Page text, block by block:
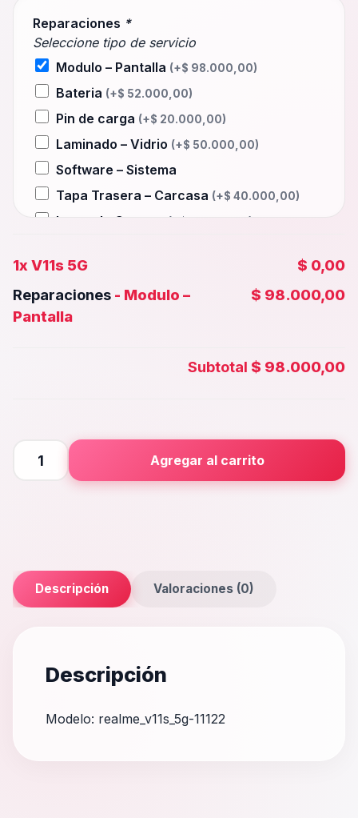
Reparaciones *
Seleccione tipo de servicio
Modulo – Pantalla (+$ 98.000,00)
Bateria (+$ 52.000,00)
Pin de carga (+$ 20.000,00)
Laminado – Vidrio (+$ 50.000,00)
Software – Sistema
Tapa Trasera – Carcasa (+$ 40.000,00)
Lente de Camara
Wifi – Señal – Antena
Camara Trasera(+$ 35.000,00
Camara frontal, Selfie – Face id
(+$20.000,00 )
Placa Principal
1x V11s 5G
$ 0,00
Reparaciones - Modulo –
Pantalla
$ 98.000,00
Subtotal $ 98.000,00
Agregar al carrito
Descripción Valoraciones (0)
Descripción
Modelo: realme_v11s_5g-11122